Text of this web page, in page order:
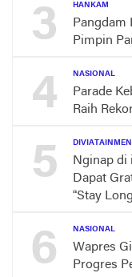
3 HANKAM
Pangdam
Pimpin
4 NASIONAL
Parade
Raih
5
Nginap di
Dapat
“Stay
6 NASIONAL
Wapres
Progres